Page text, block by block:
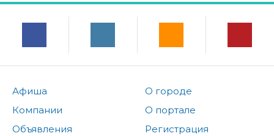
Афиша
Компании
Объявления
О городе
О портале
Регистрация